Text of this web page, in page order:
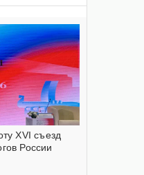
XVI съезд
России